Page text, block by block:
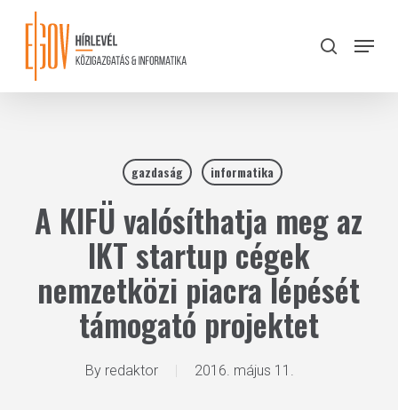
content
search
Menu
gazdaság informatika
A KIFÜ valósíthatja meg az
IKT startup cégek
nemzetközi piacra lépését
támogató projektet
By redaktor 2016. május 11.
Close